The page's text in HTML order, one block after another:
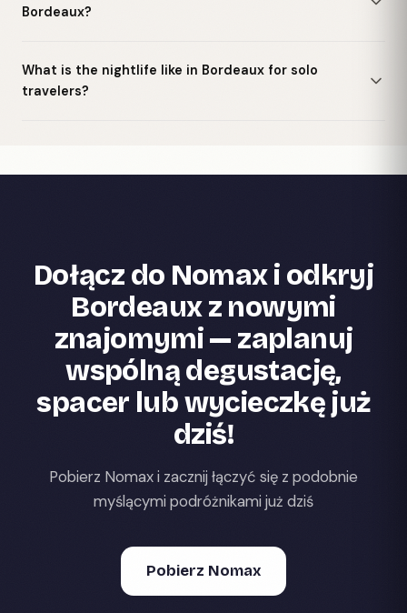
Bordeaux?
What is the nightlife like in Bordeaux for solo
travelers?
Dołącz do Nomax i odkryj
Bordeaux z nowymi
znajomymi — zaplanuj
wspólną degustację,
spacer lub wycieczkę już
dziś!
Pobierz Nomax i zacznij łączyć się z podobnie
myślącymi podróżnikami już dziś
Pobierz Nomax